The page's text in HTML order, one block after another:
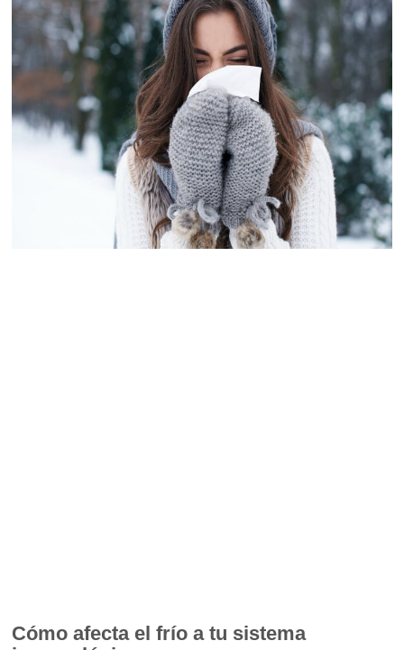
Cómo afecta el frío a tu sistema